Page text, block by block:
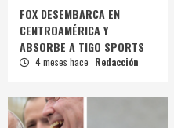
FOX DESEMBARCA EN
CENTROAMÉRICA Y
ABSORBE A TIGO SPORTS
4 meses hace Redacción